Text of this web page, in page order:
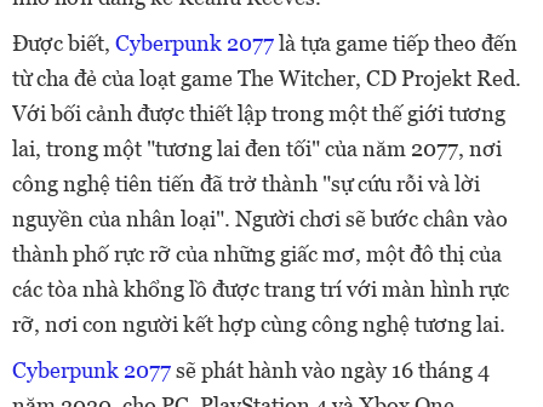
Được biết, Cyberpunk 2077là tựa game tiếp theo đến
từ cha đẻ của loạt game The Witcher, CD Projekt Red.
Với bối cảnh được thiết lập trong một thế giới tương
lai, trong một "tương lai đen tối" của năm 2077, nơi
công nghệ tiên tiến đã trở thành "sự cứu rỗi và lời
nguyền của nhân loại". Người chơi sẽ bước chân vào
thành phố rực rỡ của những giấc mơ, một đô thị của
các tòa nhà khổng lồ được trang trí với màn hình rực
rỡ, nơi con người kết hợp cùng công nghệ tương lai.
Cyberpunk 2077sẽ phát hành vào ngày 16 tháng 4